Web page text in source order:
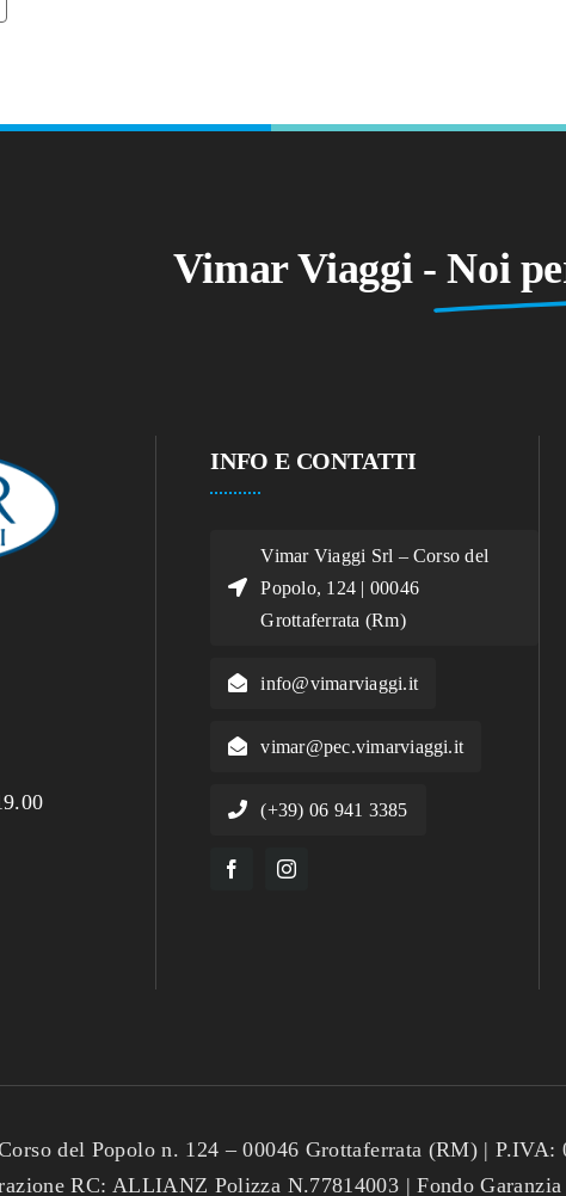
Vimar Viaggi -Noi
INFO E CONTATTI
Vimar Viaggi Srl – Corso del
Popolo, 124 | 00046
Grottaferrata (Rm)
info@vimarviaggi.it
vimar@pec.vimarviaggi.it
(+39) 06 941 3385
del Popolo n. 124 – 00046 Grottaferrata (RM) |
RC: ALLIANZ Polizza N.77814003 | Fondo